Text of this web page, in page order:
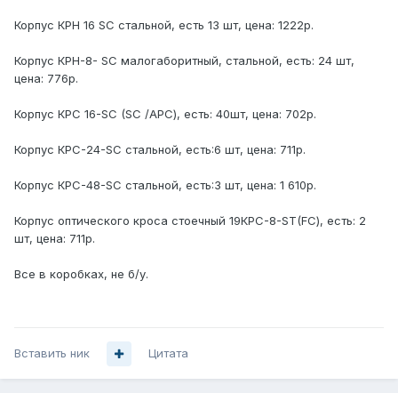
Корпус КРН 16 SC стальной, есть 13 шт, цена: 1222р.
Корпус КРН-8- SC малогаборитный, стальной, есть: 24 шт,
цена: 776р.
Корпус КРС 16-SC (SC /АРС), есть: 40шт, цена: 702р.
Корпус КРС-24-SC стальной, есть:6 шт, цена: 711р.
Корпус КРС-48-SC стальной, есть:3 шт, цена: 1 610р.
Корпус оптического кроса стоечный 19КРС-8-ST(FС), есть: 2
шт, цена: 711р.
Все в коробках, не б/у.
Вставить ник Цитата